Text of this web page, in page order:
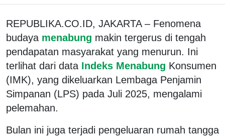
REPUBLIKA.CO.ID, JAKARTA – Fenomena
budaya menabung makin tergerus di tengah
pendapatan masyarakat yang menurun. Ini
terlihat dari data Indeks Menabung Konsumen
(IMK), yang dikeluarkan Lembaga Penjamin
Simpanan (LPS) pada Juli 2025, mengalami
pelemahan.
Bulan ini juga terjadi pengeluaran rumah tangga